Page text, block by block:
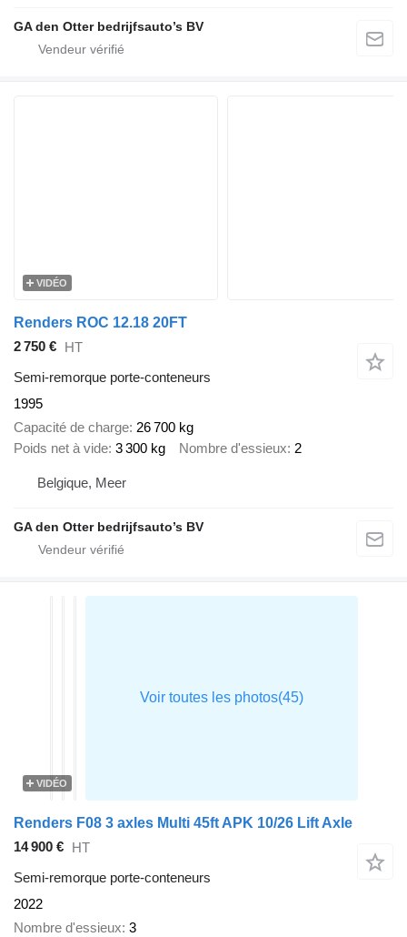
GA den Otter bedrijfsauto’s BV
VIDÉO
Renders ROC 12.18 20FT
2 750 € HT
Semi-remorque porte-conteneurs
1995
Capacité de charge 26 700 kg
Poids net à vide 3 300 kg Nombre d'essieux 2
Belgique, Meer
GA den Otter bedrijfsauto’s BV
VIDÉO
Renders F08 3 axles Multi 45ft APK 10/26 Lift Axle
14 900 € HT
Semi-remorque porte-conteneurs
2022
Nombre d'essieux 3